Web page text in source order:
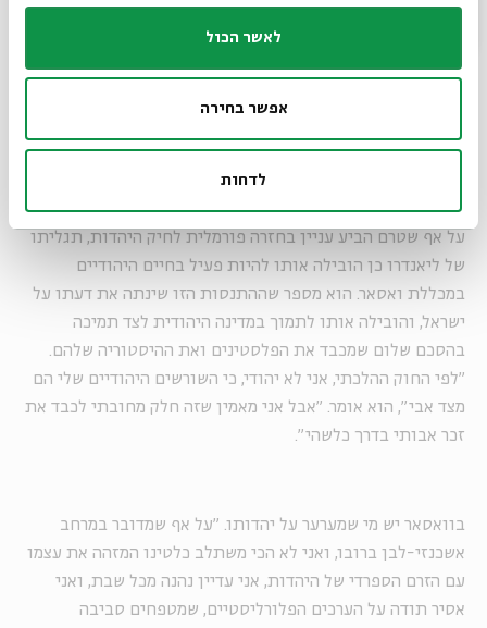
לאשר הכול
אפשר בחירה
לדחות
הוא עשה בדיקת דנ"א ומצא אב קדמון יהודי רחוק; הבדיקה של
סבתו מצד אביו גילתה עוד קרובי משפחה יהודיים. התוצאות
תאמו את המסורת הקהילתית, שכן אנשים רבים מהכפר של סבתו
מנהג המזוהה עם היהדות.
על אף שטרם הביע עניין בחזרה פורמלית לחיק היהדות, תגליתו
של ליאנדרו כן הובילה אותו להיות פעיל בחיים היהודיים
במכללת ואסאר. הוא מספר שההתנסות הזו שינתה את דעתו על
ישראל, והובילה אותו לתמוך במדינה היהודית לצד תמיכה
בהסכם שלום שמכבד את הפלסטינים ואת ההיסטוריה שלהם.
"לפי החוק ההלכתי, אני לא יהודי, כי השורשים היהודיים שלי הם
מצד אבי", הוא אומר. "אבל אני מאמין שזה חלק מחובתי לכבד את
זכר אבותי בדרך כלשהי".
בוואסאר יש מי שמערער על יהדותו. "על אף שמדובר במרחב
אשכנזי-לבן ברובו, ואני לא הכי משתלב כלטינו המזהה את עצמו
עם הזרם הספרדי של היהדות, אני עדיין נהנה מכל שבת, ואני
אסיר תודה על הערכים הפלורליסטיים, שמטפחים סביבה